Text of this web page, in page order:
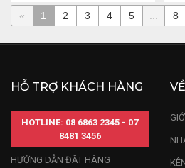
« 1 2 3 4 5 8
HỖ TRỢ KHÁCH HÀNG
HOTLINE: 08 6863 2345 - 07
8481 3456
HƯỚNG DẪN ĐẶT HÀNG